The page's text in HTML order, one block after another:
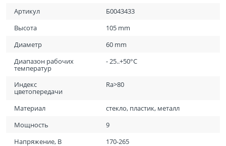
Артикул
Б0043433
Высота
105 mm
Диаметр
60 mm
Диапазон рабочих
температур
- 25..+50°C
Индекс
цветопередачи
Ra>80
Материал
стекло, пластик, металл
Мощность
9
Напряжение, В
170-265